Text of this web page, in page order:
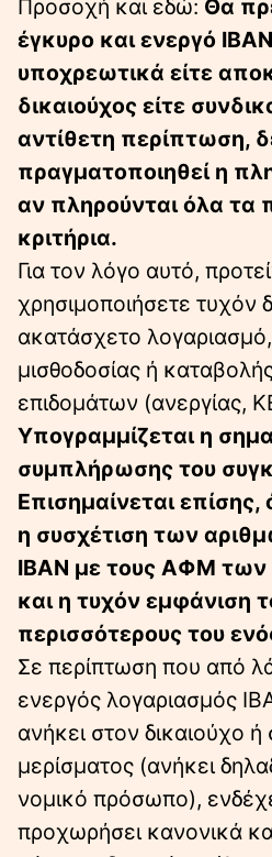
Προσοχή και εδώ: Θα
έγκυρο και ενεργό
υποχρεωτικά είτε
δικαιούχος είτε
αντίθετη περίπτωση,
πραγματοποιηθεί η
αν πληρούνται όλα
κριτήρια.
Για τον λόγο αυτό,
χρησιμοποιήσετε τυχόν
ακατάσχετο
μισθοδοσίας ή
επιδομάτων (ανεργίας,
Υπογραμμίζεται η
συμπλήρωσης του
Επισημαίνεται επίσης,
η συσχέτιση των
IBAN με τους ΑΦΜ των
και η τυχόν εμφάνιση
περισσότερους του
Σε περίπτωση που από
ενεργός λογαριασμός
ανήκει στον δικαιούχο ή
μερίσματος (ανήκει
νομικό πρόσωπο),
προχωρήσει κανονικά